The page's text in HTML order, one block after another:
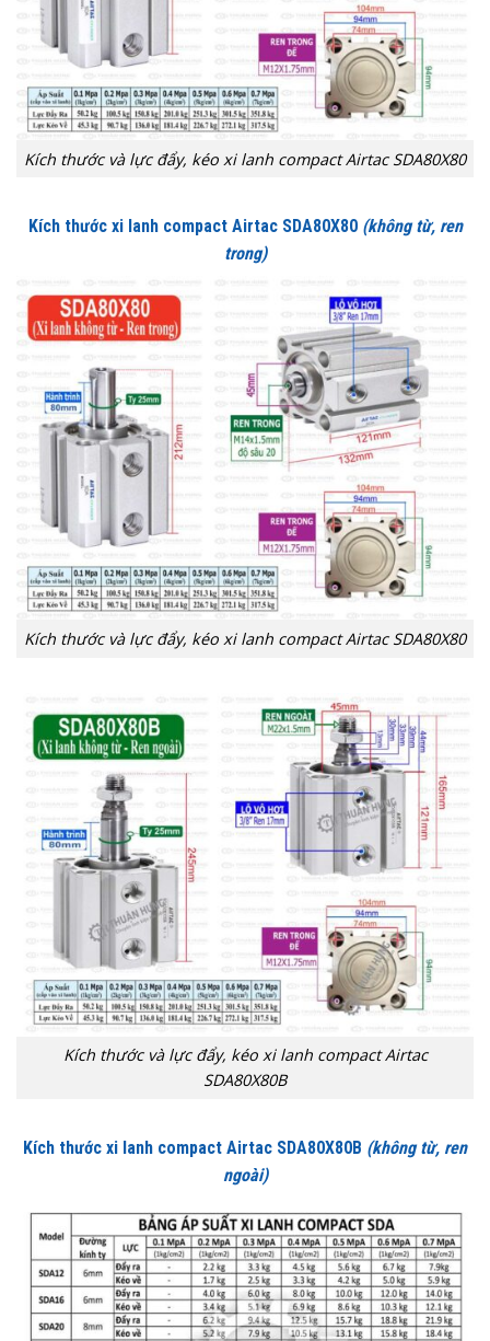
Kích thước và lực đẩy, kéo xi lanh compact Airtac SDA80X80
Kích thước xi lanh compact Airtac SDA80X80(không từ, ren
trong)
Kích thước và lực đẩy, kéo xi lanh compact Airtac SDA80X80
Kích thước và lực đẩy, kéo xi lanh compact Airtac
SDA80X80B
Kích thước xi lanh compact Airtac SDA80X80B (không từ, ren
ngoài)